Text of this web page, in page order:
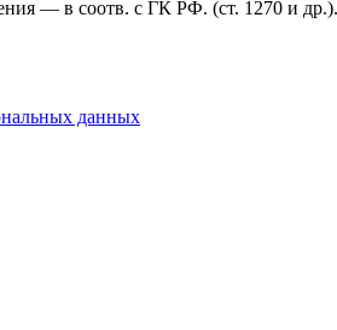
— в соотв. с ГК РФ. (ст. 1270 и
данных